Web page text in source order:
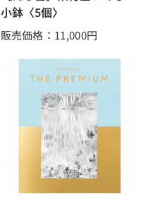
小鉢〈5個〉
販売価格：11,000円